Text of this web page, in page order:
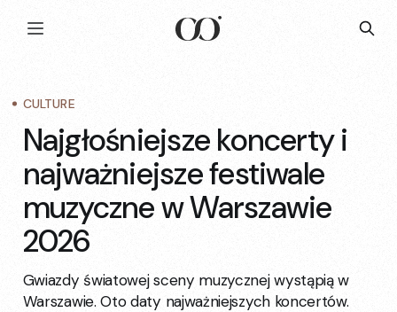
CULTURE
Najgłośniejsze koncerty i
najważniejsze festiwale
muzyczne w Warszawie
2026
Gwiazdy światowej sceny muzycznej wystąpią w
Warszawie. Oto daty najważniejszych koncertów.